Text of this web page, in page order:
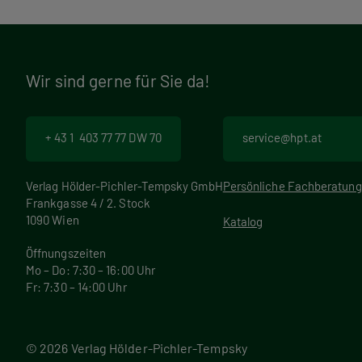
Wir sind gerne für Sie da!
+ 43 1 403 77 77 DW 70
Verlag Hölder-Pichler-Tempsky GmbH
Frankgasse 4 / 2. Stock
1090 Wien
Öffnungszeiten
Mo – Do: 7:30 – 16:00 Uhr
Fr: 7:30 – 14:00 Uhr
service@hpt.at
Persönliche Fachberatung
Katalog
© 2026 Verlag Hölder-Pichler-Tempsky